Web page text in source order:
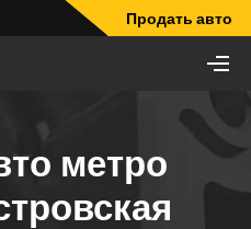
Продать авто
метро